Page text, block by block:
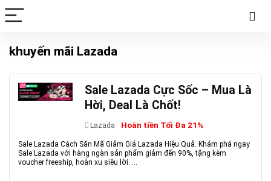
khuyến mãi Lazada
Sale Lazada Cực Sốc – Mua Là
Hời, Deal Là Chốt!
Lazada Hoàn tiền Tối Đa 21%
Sale Lazada Cách Săn Mã Giảm Giá Lazada Hiệu Quả. Khám phá ngay
Sale Lazada với hàng ngàn sản phẩm giảm đến 90%, tặng kèm
voucher freeship, hoàn xu siêu lời. ...